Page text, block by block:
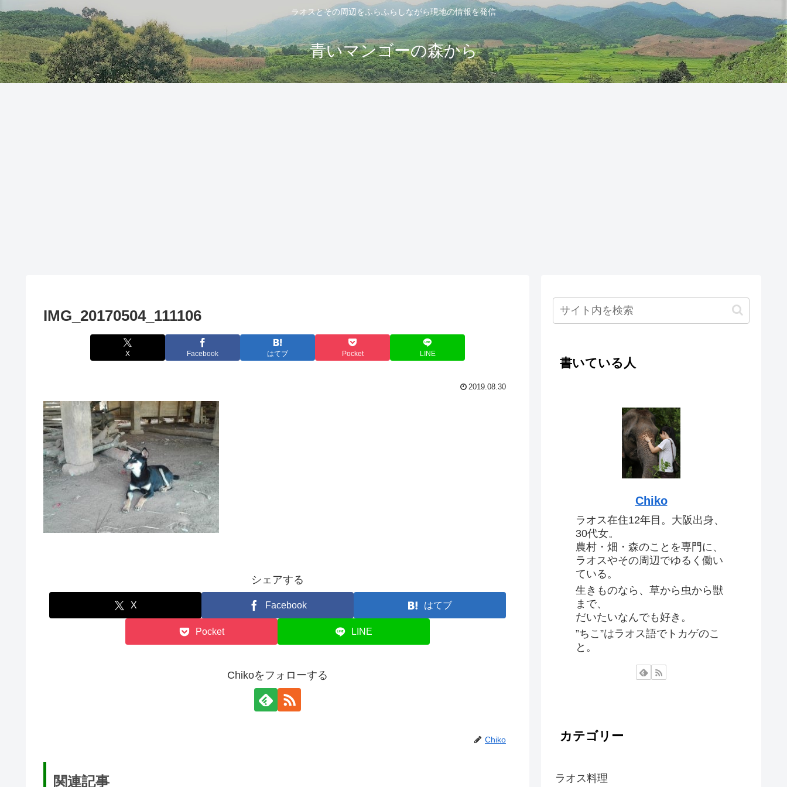
ラオスとその周辺をふらふらしながら現地の情報を発信
青いマンゴーの森から
IMG_20170504_111106
X Facebook はてブ Pocket LINE
2019.08.30
シェアする
X Facebook はてブ
Pocket LINE
Chikoをフォローする
Chiko
関連記事
書いている人
Chiko
ラオス在住12年目。大阪出身、
30代女。
農村・畑・森のことを専門に、
ラオスやその周辺でゆるく働い
ている。
生きものなら、草から虫から獣
まで、
だいたいなんでも好き。
”ちこ”はラオス語でトカゲのこ
と。
カテゴリー
ラオス料理